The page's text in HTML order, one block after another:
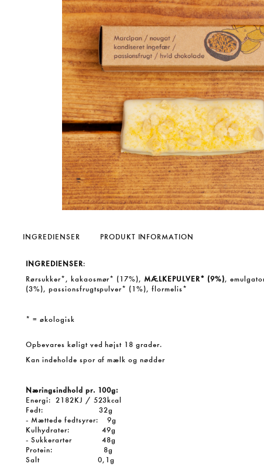
INGREDIENSER PRODUKT INFORMATION
INGREDIENSER:
Rørsukker*, kakaosmør* (17%),MÆLKEPULVER* (9%),
(3%), passionsfrugtspulver* (1%), flormelis*
* = økologisk
Opbevares køligt ved højst 18 grader.
Kan indeholde spor af mælk og nødder
Næringsindhold pr. 100g:
Energi: 2182KJ / 523kcal
Fedt: 32g
- Mættede fedtsyrer: 9g
Kulhydrater: 49g
- Sukkerarter 48g
Protein: 8g
Salt 0,1g